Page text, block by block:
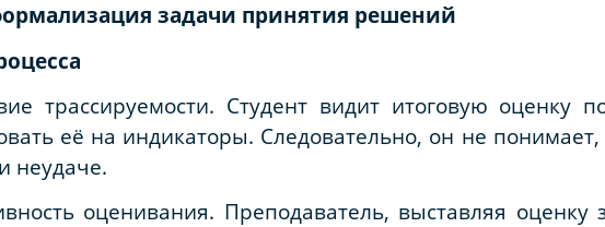
задачи принятия решений
трассируемости. Студент видит итоговую оценку
её на индикаторы. Следовательно, он не
неудаче.
оценивания. Преподаватель, выставляя оценку